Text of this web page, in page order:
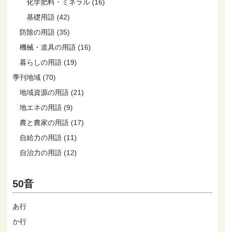
化学肥料・ミネラル (16)
基礎用語 (42)
防除の用語 (35)
機械・道具の用語 (16)
暮らしの用語 (19)
季刊地域 (70)
地域資源の用語 (21)
地エネの用語 (9)
農と農家の用語 (17)
自給力の用語 (11)
自治力の用語 (12)
50音
あ行
か行